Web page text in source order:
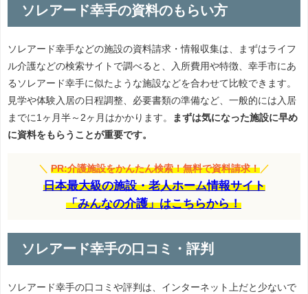
ソレアード幸手の資料のもらい方
ソレアード幸手などの施設の資料請求・情報収集は、まずはライフ
ル介護などの検索サイトで調べると、入所費用や特徴、幸手市にあ
るソレアード幸手に似たような施設などを合わせて比較できます。
見学や体験入居の日程調整、必要書類の準備など、一般的には入居
までに1ヶ月半～2ヶ月はかかります。
まずは気になった施設に早め
に資料をもらうことが重要です。
＼ PR:介護施設をかんたん検索！無料で資料請求！ ／
日本最大級の施設・老人ホーム情報サイト
「みんなの介護」はこちらから！
ソレアード幸手の口コミ・評判
ソレアード幸手の口コミや評判は、インターネット上だと少ないで